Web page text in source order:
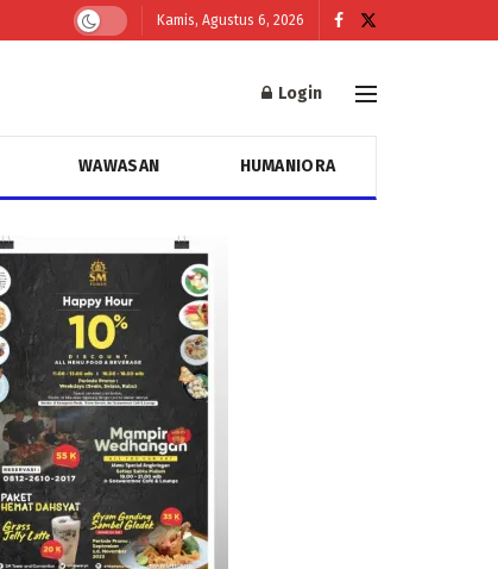
Kamis, Agustus 6, 2026
Login
WAWASAN HUMANIORA